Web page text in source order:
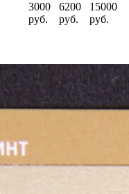
3000
руб.
6200
руб.
15000
руб.